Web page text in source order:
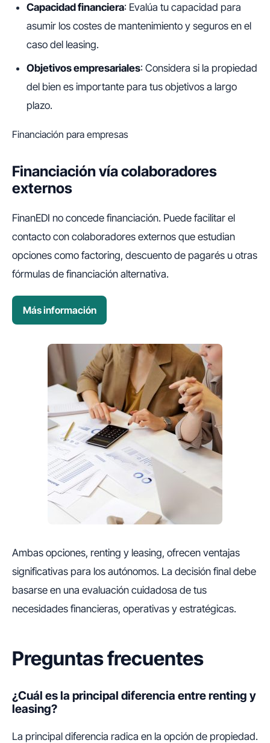
Capacidad financiera: Evalúa tu capacidad para
asumir los costes de mantenimiento y seguros en el
caso del leasing.
Objetivos empresariales: Considera si la propiedad
del bien es importante para tus objetivos a largo
plazo.
Financiación para empresas
Financiación vía colaboradores
externos
FinanEDI no concede financiación. Puede facilitar el
contacto con colaboradores externos que estudian
opciones como factoring, descuento de pagarés u otras
fórmulas de financiación alternativa.
Más información
Ambas opciones, renting y leasing, ofrecen ventajas
significativas para los autónomos. La decisión final debe
basarse en una evaluación cuidadosa de tus
necesidades financieras, operativas y estratégicas.
Preguntas frecuentes
¿Cuál es la principal diferencia entre renting y
leasing?
La principal diferencia radica en la opción de propiedad.